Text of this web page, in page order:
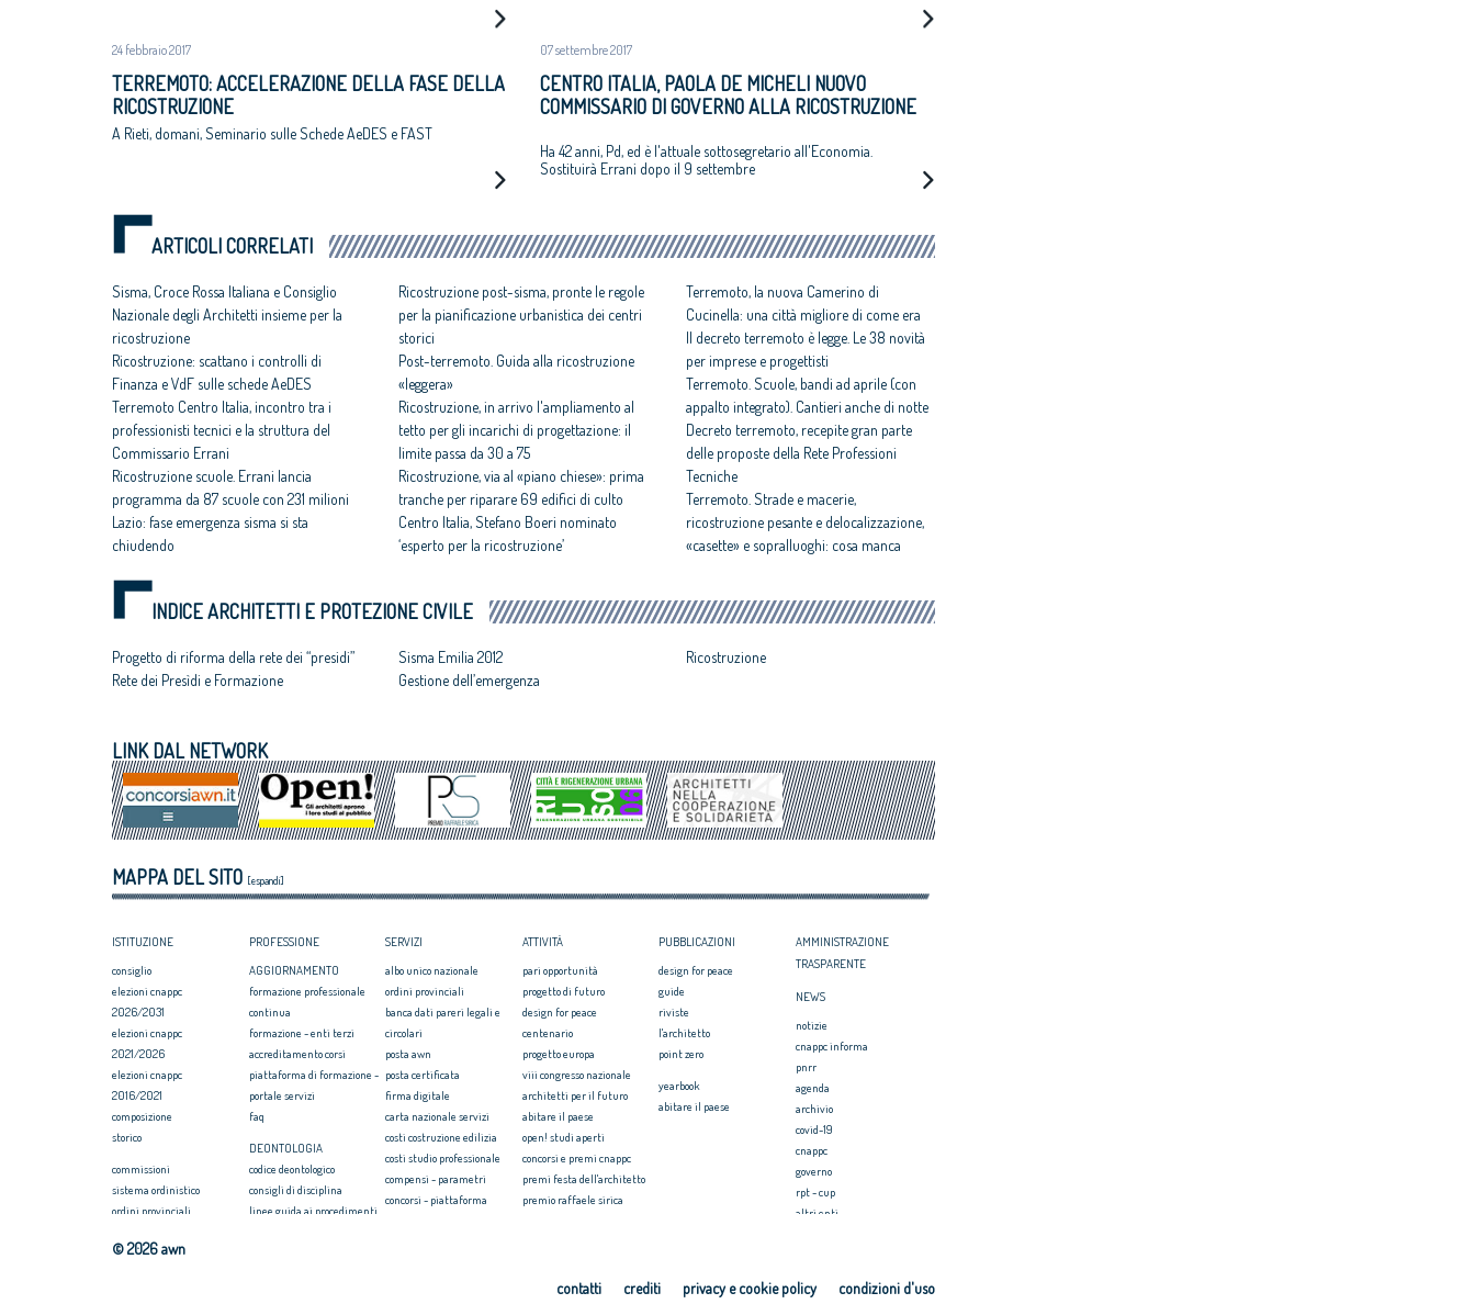
24 febbraio 2017
TERREMOTO: ACCELERAZIONE DELLA FASE DELLA
RICOSTRUZIONE
A Rieti, domani, Seminario sulle Schede AeDES e FAST
07 settembre 2017
CENTRO ITALIA, PAOLA DE MICHELI NUOVO
COMMISSARIO DI GOVERNO ALLA RICOSTRUZIONE
Ha 42 anni, Pd, ed è l'attuale sottosegretario all'Economia.
Sostituirà Errani dopo il 9 settembre
ARTICOLI CORRELATI
Sisma, Croce Rossa Italiana e Consiglio
Nazionale degli Architetti insieme per la
ricostruzione
Ricostruzione: scattano i controlli di
Finanza e VdF sulle schede AeDES
Terremoto Centro Italia, incontro tra i
professionisti tecnici e la struttura del
Commissario Errani
Ricostruzione scuole. Errani lancia
programma da 87 scuole con 231 milioni
Lazio: fase emergenza sisma si sta
chiudendo
Ricostruzione post-sisma, pronte le regole
per la pianificazione urbanistica dei centri
storici
Post-terremoto. Guida alla ricostruzione
«leggera»
Ricostruzione, in arrivo l'ampliamento al
tetto per gli incarichi di progettazione: il
limite passa da 30 a 75
Ricostruzione, via al «piano chiese»: prima
tranche per riparare 69 edifici di culto
Centro Italia, Stefano Boeri nominato
‘esperto per la ricostruzione’
Terremoto, la nuova Camerino di
Cucinella: una città migliore di come era
Il decreto terremoto è legge. Le 38 novità
per imprese e progettisti
Terremoto. Scuole, bandi ad aprile (con
appalto integrato). Cantieri anche di notte
Decreto terremoto, recepite gran parte
delle proposte della Rete Professioni
Tecniche
Terremoto. Strade e macerie,
ricostruzione pesante e delocalizzazione,
«casette» e sopralluoghi: cosa manca
INDICE ARCHITETTI E PROTEZIONE CIVILE
Progetto di riforma della rete dei “presidi”
Rete dei Presìdi e Formazione
Sisma Emilia 2012
Gestione dell’emergenza
Ricostruzione
LINK DAL NETWORK
MAPPA DEL SITO [espandi]
ISTITUZIONE
consiglio
elezioni cnappc
2026/2031
elezioni cnappc
2021/2026
elezioni cnappc
2016/2021
composizione
storico
commissioni
sistema ordinistico
ordini provinciali
2025-2029
PROFESSIONE
AGGIORNAMENTO
formazione professionale
continua
formazione - enti terzi
accreditamento corsi
piattaforma di formazione -
portale servizi
faq
DEONTOLOGIA
codice deontologico
consigli di disciplina
linee guida ai procedimenti
SERVIZI
albo unico nazionale
ordini provinciali
banca dati pareri legali e
circolari
posta awn
posta certificata
firma digitale
carta nazionale servizi
costi costruzione edilizia
costi studio professionale
compensi - parametri
concorsi - piattaforma
ATTIVITÀ
pari opportunità
progetto di futuro
design for peace
centenario
progetto europa
viii congresso nazionale
architetti per il futuro
abitare il paese
open! studi aperti
concorsi e premi cnappc
premi festa dell'architetto
premio raffaele sirica
PUBBLICAZIONI
design for peace
guide
riviste
l'architetto
point zero
yearbook
abitare il paese
AMMINISTRAZIONE
TRASPARENTE
NEWS
notizie
cnappc informa
pnrr
agenda
archivio
covid-19
cnappc
governo
rpt - cup
altri enti
PRESS
© 2026 awn
condizioni d'uso
privacy e cookie policy
crediti
contatti